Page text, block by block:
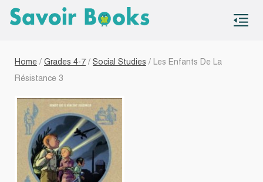
Home / Grades 4-7 / Social Studies / Les Enfants De La
Résistance 3